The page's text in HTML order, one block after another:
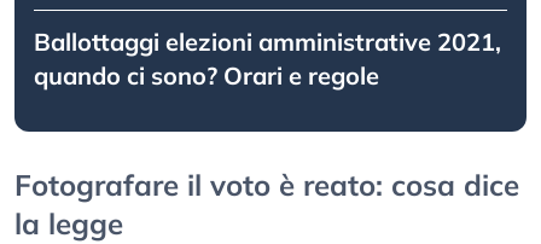
Ballottaggi elezioni amministrative 2021,
quando ci sono? Orari e regole
Fotografare il voto è reato: cosa dice
la legge